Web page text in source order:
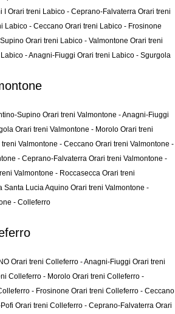
I Orari treni Labico - Ceprano-Falvaterra Orari treni
Labico - Ceccano Orari treni Labico - Frosinone
Orari treni Labico - Valmontone Orari treni
- Anagni-Fiuggi Orari treni Labico - Sgurgola
Supino Orari treni Valmontone - Anagni-Fiuggi
Orari treni Valmontone - Morolo Orari treni
treni Valmontone - Ceccano Orari treni Valmontone -
- Ceprano-Falvaterra Orari treni Valmontone -
Valmontone - Roccasecca Orari treni
Santa Lucia Aquino Orari treni Valmontone -
- Colleferro
Orari treni Colleferro - Anagni-Fiuggi Orari treni
Colleferro - Morolo Orari treni Colleferro -
- Frosinone Orari treni Colleferro - Ceccano
Orari treni Colleferro - Ceprano-Falvaterra Orari